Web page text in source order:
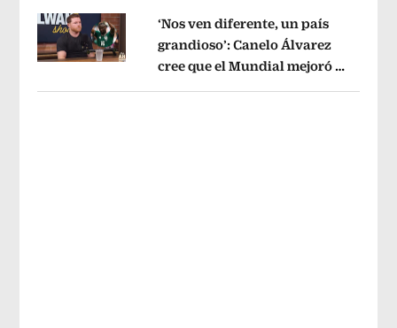
Opens in new window
‘Nos ven diferente, un país
grandioso’: Canelo Álvarez
cree que el Mundial mejoró la